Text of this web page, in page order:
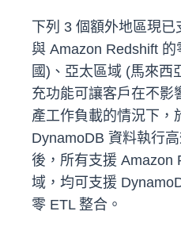
下列 3 個額外地區現
與 Amazon Redshift
國)、亞太區域 (馬來西
充功能可讓客戶在不影
產工作負載的情況下，
DynamoDB 資料執行
後，所有支援 Amazon
域，均可支援
零 ETL 整合。